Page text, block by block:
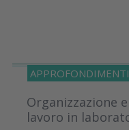
APPROFONDIMENTI
Organizzazione
lavoro in